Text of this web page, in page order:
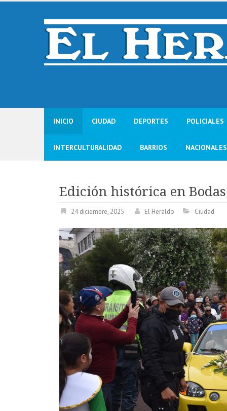
Skip
INICIO CIUDAD DEPORTES POLICIALES
INTERCULTURALIDAD BARRIOS NACIONALES
Edición histórica en
24 diciembre, 2025 El Heraldo Ciudad